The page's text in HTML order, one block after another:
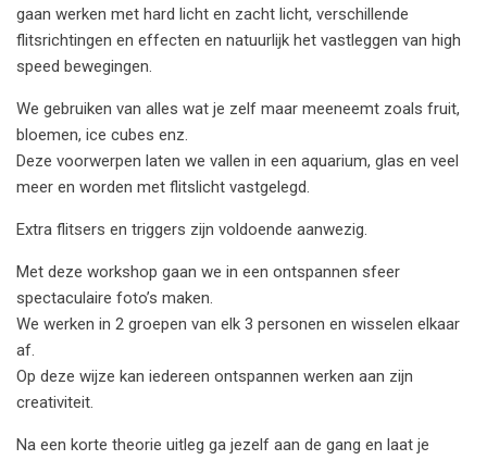
gaan werken met hard licht en zacht licht, verschillende
flitsrichtingen en effecten en natuurlijk het vastleggen van high
speed bewegingen.
We gebruiken van alles wat je zelf maar meeneemt zoals fruit,
bloemen, ice cubes enz.
Deze voorwerpen laten we vallen in een aquarium, glas en veel
meer en worden met flitslicht vastgelegd.
Extra flitsers en triggers zijn voldoende aanwezig.
Met deze workshop gaan we in een ontspannen sfeer
spectaculaire foto’s maken.
We werken in 2 groepen van elk 3 personen en wisselen elkaar
af.
Op deze wijze kan iedereen ontspannen werken aan zijn
creativiteit.
Na een korte theorie uitleg ga jezelf aan de gang en laat je